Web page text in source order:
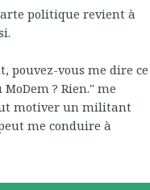
politique revient à
pouvez-vous me dire ce
? Rien." me
motiver un militant
me conduire à